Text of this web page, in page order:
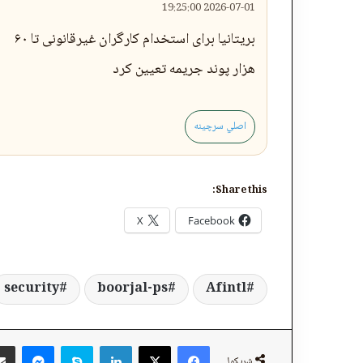
2026-07-01 19:25:00
بریتانیا برای استخدام کارگران غیرقانونی تا ۶۰
هزار پوند جریمه تعیین کرد
اصلي سرچینه
Share this:
Facebook
X
Afintl
boorjal-ps
security
Facebook
X
LinkedIn
Skype